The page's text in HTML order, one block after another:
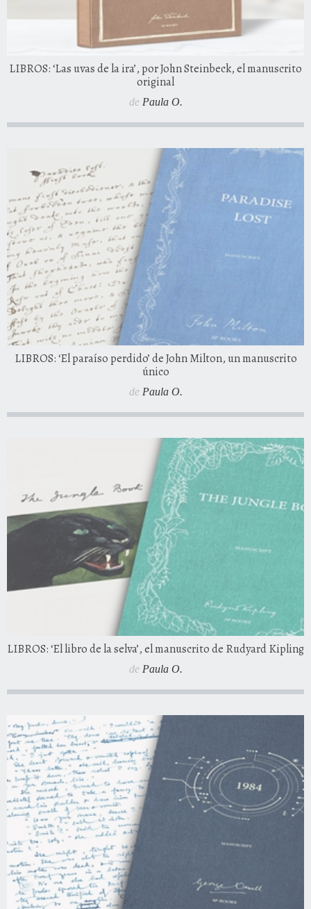
LIBROS: ‘Las uvas de la ira’, por John Steinbeck, el manuscrito
original
de Paula O.
LIBROS: ‘El paraíso perdido’ de John Milton, un manuscrito
único
de Paula O.
LIBROS: ‘El libro de la selva’, el manuscrito de Rudyard Kipling
de Paula O.